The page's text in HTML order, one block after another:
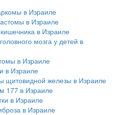
в Израиле
в Израиле
в Израиле
мозга у детей в
в Израиле
в Израиле
щитовидной железы в Израиле
177 в Израиле
в Израиле
в Израиле